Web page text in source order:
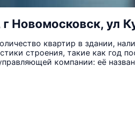
Новомосковск, ул
квартир в здании,
строения, такие как год
компании: её